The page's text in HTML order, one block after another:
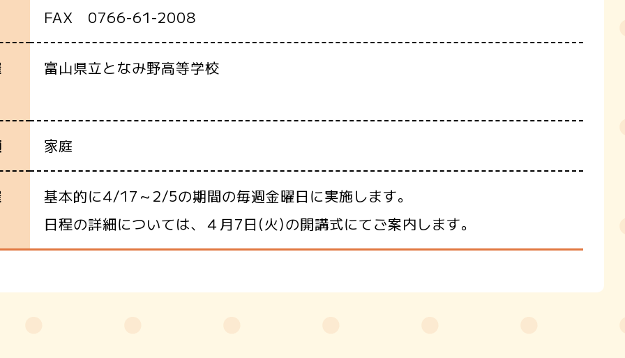
FAX 0766-61-2008
富山県立となみ野高等学校
家庭
基本的に4/17～2/5の期間の毎週金曜日に実施します。
日程の詳細については、４月7日(火)の開講式にてご案内します。